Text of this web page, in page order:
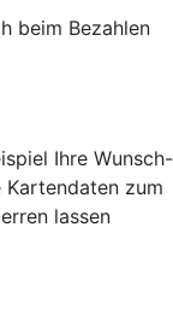
beim Bezahlen
Ihre Wunsch-
Kartendaten zum
lassen